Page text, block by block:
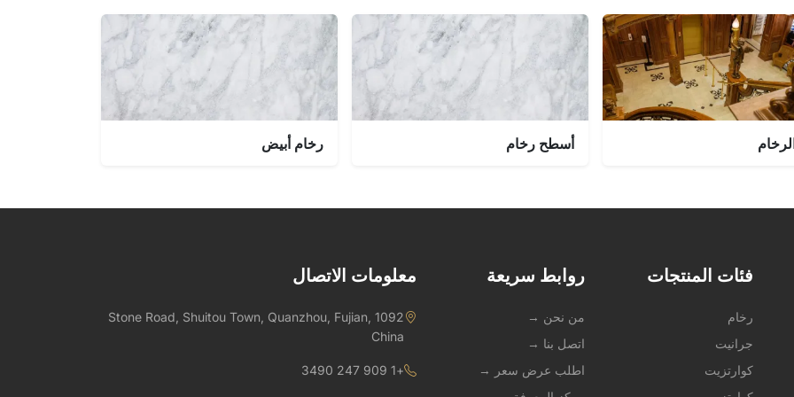
أسطح رخام رخام أبيض
فئات المنتجات
رخام
جرانيت
كوارتزيت
روابط سريعة
من نحن →
اتصل بنا →
اطلب عرض سعر →
معلومات الاتصال
1092 Stone Road, Shuitou Town, Quanzhou, Fujian,
China
+1 909 247 3490